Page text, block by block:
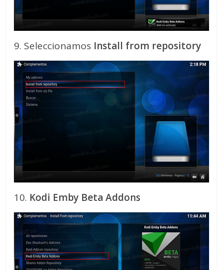
9. Seleccionamos Install from repository
10. Kodi Emby Beta Addons